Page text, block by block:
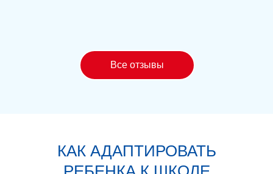
Все отзывы
КАК АДАПТИРОВАТЬ